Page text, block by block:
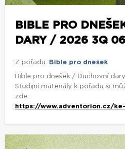
BIBLE PRO
DARY / 2026 3Q 06
Z pořadu: Bible pro dnešek
Bible pro dnešek / Duchovní
Studijní materiály k pořadu si
zde:
https://www.adventorion.cz/